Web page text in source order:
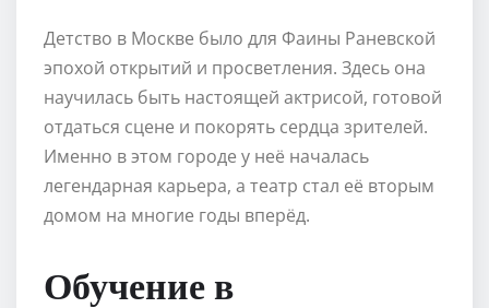
Детство в Москве было для Фаины Раневской
эпохой открытий и просветления. Здесь она
научилась быть настоящей актрисой, готовой
отдаться сцене и покорять сердца зрителей.
Именно в этом городе у неё началась
легендарная карьера, а театр стал её вторым
домом на многие годы вперёд.
Обучение в